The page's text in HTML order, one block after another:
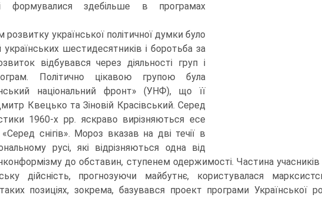
формувалися здебільше в програмах
української політичної думки було
українських шестидесятників і боротьба за
відбувався через діяльності груп і
Політично цікавою групою була
національний фронт» (УНФ), що її
Квецько та Зіновій Красівський. Серед
1960-х pp. яскраво вирізняються есе
снігів». Мороз вказав на дві течії в
русі, які відрізняються одна від
до обставин, ступенем одержимості. Частина учасників
дійсність, прогнозуючи майбутнє, користувалася
позиціях, зокрема, базувався проект програми Української